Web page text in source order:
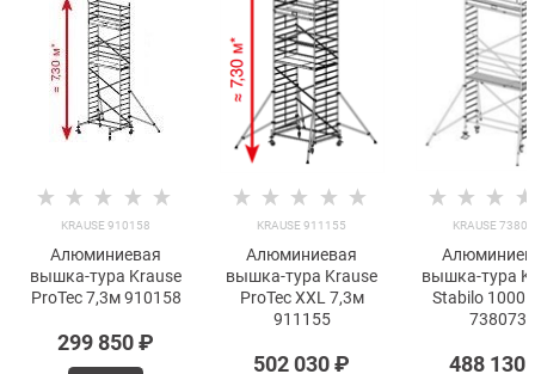
KRAUSE 910158
Алюминиевая
вышка-тура Krause
ProTec 7,3м 910158
299 850 ₽
KRAUSE 911155
Алюминиевая
вышка-тура Krause
ProTec XXL 7,3м
911155
502 030 ₽
KRAUSE
вышка-тура
Stabilo 1000
738073
488 130